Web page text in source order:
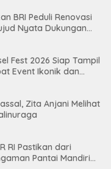
BRI Peduli Renovasi
Nyata Dukungan
Fest 2026 Siap Tampil
Event Ikonik dan
Zita Anjani Melihat
RI Pastikan dari
Pantai Mandiri